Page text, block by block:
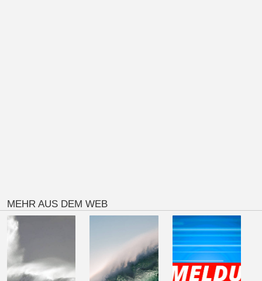
MEHR AUS DEM WEB